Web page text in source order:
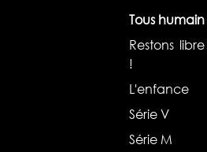
Tous humain
Restons libre
!
L'enfance
Série V
Série M